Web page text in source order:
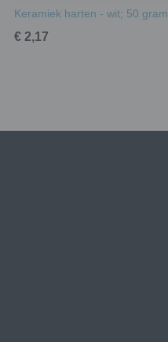
Keramiek harten - wit; 50 gram
€ 2,17